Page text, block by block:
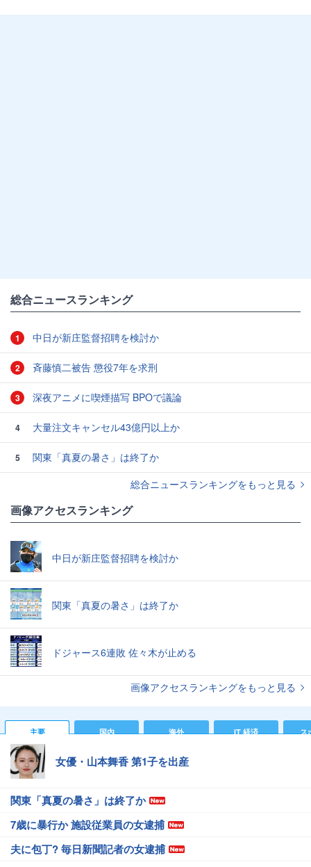
総合ニュースランキング
1 中日が新庄監督招聘を検討か
2 斉藤慎二被告 懲役7年を求刑
3 深夜アニメに喫煙描写 BPOで議論
4 大量注文キャンセル43億円以上か
5
関東「真夏の暑さ」は終了か
総合ニュースランキングをもっと見る
画像アクセスランキング
中日が新庄監督招聘を検討か
関東「真夏の暑さ」は終了か
ドジャース6連敗 佐々木が止める
画像アクセスランキングをもっと見る
主要 国内 海外 IT 経済 ス
女優・山本舞香 第1子を出産
関東「真夏の暑さ」は終了か
7歳に暴行か 施設従業員の女逮捕
夫に包丁? 毎日新聞記者の女逮捕